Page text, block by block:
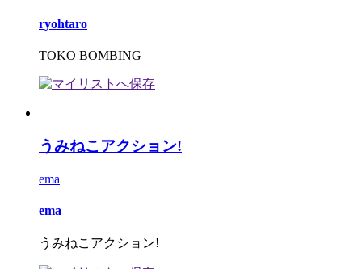
ryohtaro
TOKO BOMBING
うみねこアクション!
ema
ema
うみねこアクション!